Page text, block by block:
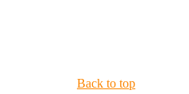
Back to top